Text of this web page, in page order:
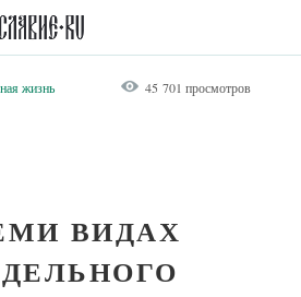
жизнь 45 701 просмотров
ВИДАХ